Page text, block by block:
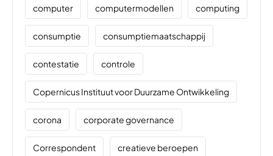
computer computermodellen computing
consumptie consumptiemaatschappij
contestatie controle
Copernicus Instituut voor Duurzame Ontwikkeling
corona corporate governance
Correspondent creatieve beroepen